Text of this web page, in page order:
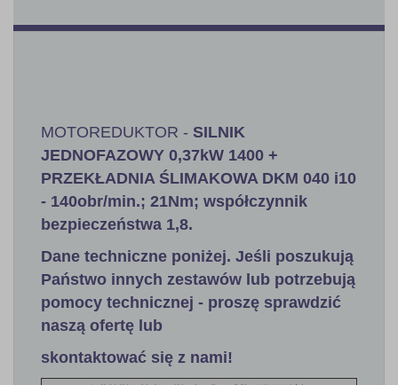
MOTOREDUKTOR - SILNIK
JEDNOFAZOWY 0,37kW 1400 +
PRZEKŁADNIA ŚLIMAKOWA DKM 040 i10
- 140obr/min.; 21Nm; współczynnik
bezpieczeństwa 1,8.
Dane techniczne poniżej. Jeśli poszukują
Państwo innych zestawów lub potrzebują
pomocy technicznej - proszę sprawdzić
naszą ofertę lub
skontaktować się z nami!